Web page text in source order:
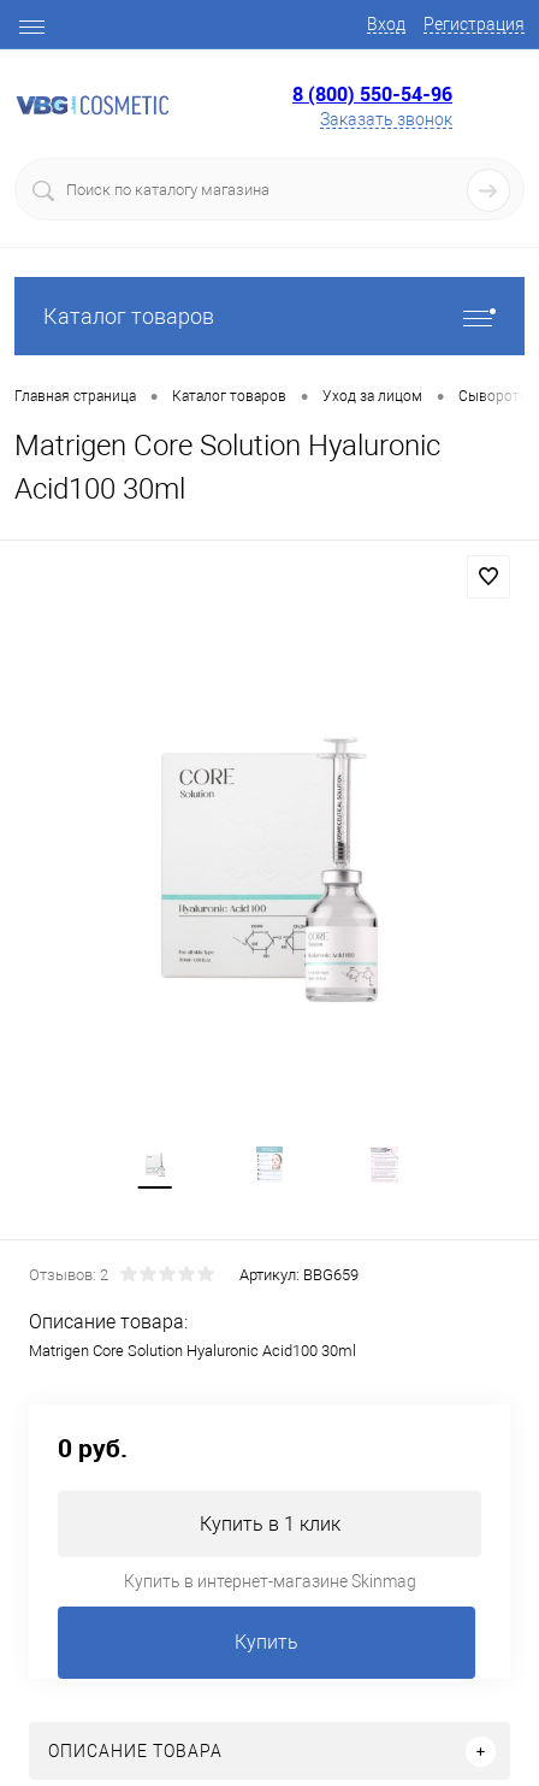
Вход Регистрация
8 (800) 550-54-96
Заказать звонок
Каталог товаров
Главная страница • Каталог товаров • Уход за лицом • Сыворотки
Matrigen Core Solution Hyaluronic
Acid100 30ml
Отзывов: 2 Артикул: BBG659
Описание товара:
Matrigen Core Solution Hyaluronic Acid100 30ml
0 руб.
Купить в 1 клик
Купить в интернет-магазине Skinmag
Купить
ОПИСАНИЕ ТОВАРА